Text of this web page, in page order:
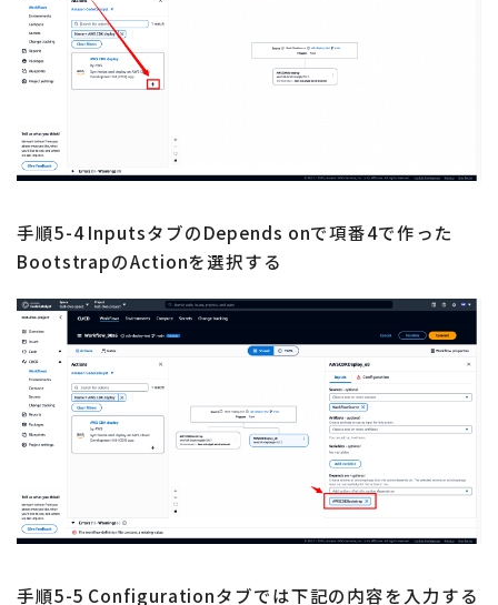
手順5-4 InputsタブのDepends onで項番4で作った
BootstrapのActionを選択する
手順5-5 Configurationタブでは下記の内容を入力する